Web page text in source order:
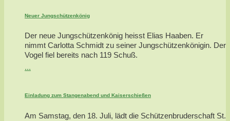
Neuer Jungschützenkönig
Der neue Jungschützenkönig heisst Elias Haaben. Er
nimmt Carlotta Schmidt zu seiner Jungschützenkönigin. Der
Vogel fiel bereits nach 119 Schuß.
...
Einladung zum Stangenabend und Kaiserschießen
Am Samstag, den 18. Juli, lädt die Schützenbruderschaft St.